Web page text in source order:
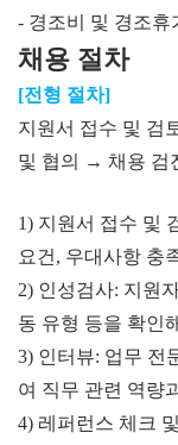
- 경조비 및 경조휴
채용 절차
[전형 절차]
지원서 접수 및 검
및 협의 → 채용 검
1) 지원서 접수 및
요건, 우대사항 충
2) 인성검사: 지원
동 유형 등을 확인
3) 인터뷰: 업무 전
여 직무 관련 역량
4) 레퍼런스 체크